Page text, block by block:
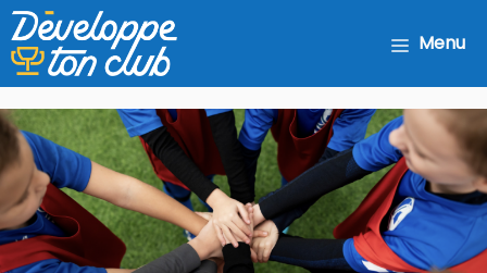
Aller
au
contenu
Menu